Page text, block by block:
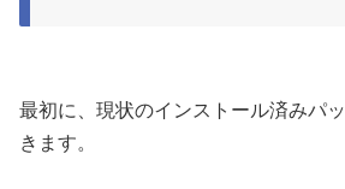
最初に、現状のインストール済みパ
きます。